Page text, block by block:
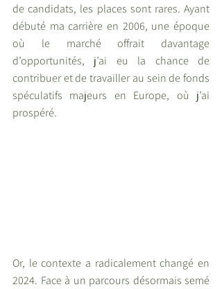
de candidats, les places sont rares. Ayant
débuté ma carrière en 2006, une époque
où le marché offrait davantage
d’opportunités, j’ai eu la chance de
contribuer et de travailler au sein de fonds
spéculatifs majeurs en Europe, où j’ai
prospéré.
Or, le contexte a radicalement changé en
2024. Face à un parcours désormais semé